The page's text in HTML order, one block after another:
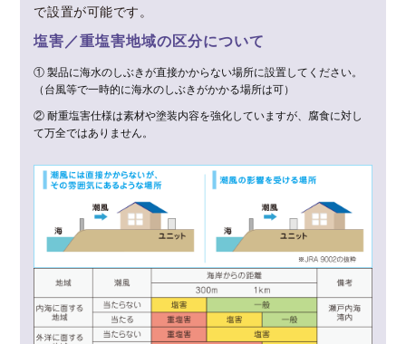
で設置が可能です。
塩害／重塩害地域の区分について
① 製品に海水のしぶきが直接かからない場所に設置してください。
（台風等で一時的に海水のしぶきがかかる場所は可）
② 耐重塩害仕様は素材や塗装内容を強化していますが、腐食に対し
て万全ではありません。